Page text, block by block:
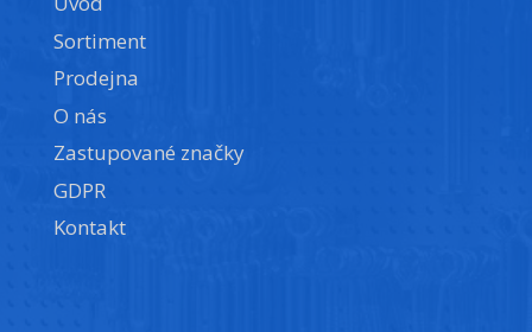
Sortiment
Prodejna
O nás
Zastupované značky
GDPR
Kontakt